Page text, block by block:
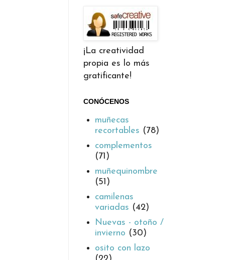
¡La creatividad
propia es lo más
gratificante!
CONÓCENOS
muñecas
recortables (78)
complementos
(71)
muñequinombre
(51)
camilenas
variadas (42)
Nuevas - otoño /
invierno (30)
osito con lazo